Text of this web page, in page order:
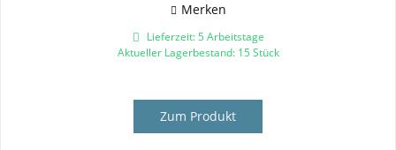
Merken
Lieferzeit: 5 Arbeitstage
Aktueller Lagerbestand: 15 Stück
Zum Produkt